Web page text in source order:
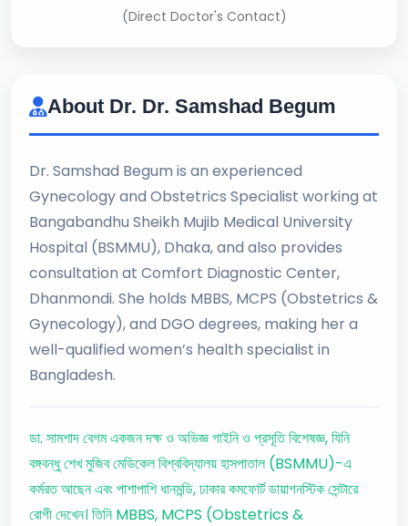
(Direct Doctor's Contact)
About Dr. Dr. Samshad Begum
Dr. Samshad Begum is an experienced
Gynecology and Obstetrics Specialist working at
Bangabandhu Sheikh Mujib Medical University
Hospital (BSMMU), Dhaka, and also provides
consultation at Comfort Diagnostic Center,
Dhanmondi. She holds MBBS, MCPS (Obstetrics &
Gynecology), and DGO degrees, making her a
well-qualified women’s health specialist in
Bangladesh.
ডা. সামশাদ বেগম একজন দক্ষ ও অভিজ্ঞ গাইনি ও প্রসূতি বিশেষজ্ঞ, যিনি
বঙ্গবন্ধু শেখ মুজিব মেডিকেল বিশ্ববিদ্যালয় হাসপাতাল (BSMMU)-এ
কর্মরত আছেন এবং পাশাপাশি ধানমন্ডি, ঢাকার কমফোর্ট ডায়াগনস্টিক সেন্টারে
রোগী দেখেন। তিনি MBBS, MCPS (Obstetrics &